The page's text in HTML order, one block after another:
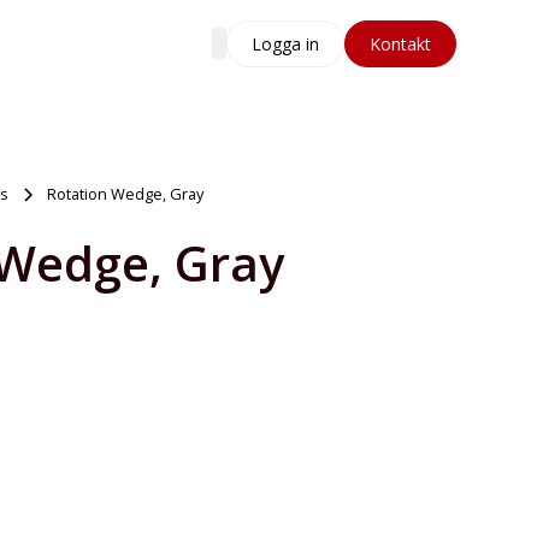
Logga in Kontakt
Rotation Wedge, Gray
Gray